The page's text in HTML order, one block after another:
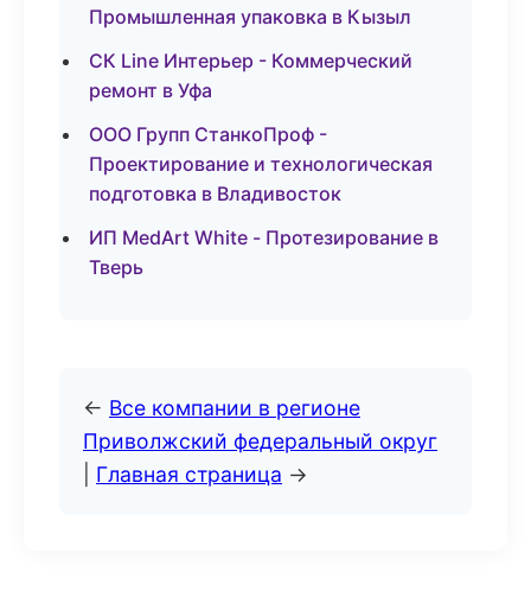
Промышленная упаковка в Кызыл
СК Line Интерьер - Коммерческий
ремонт в Уфа
ООО Групп СтанкоПроф -
Проектирование и технологическая
подготовка в Владивосток
ИП MedArt White - Протезирование в
Тверь
← Все компании в регионе
Приволжский федеральный округ
Главная страница →